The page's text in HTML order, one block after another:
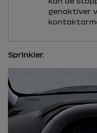
genaktiver
Sprinkler.